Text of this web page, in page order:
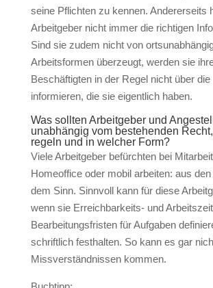
seine Pflichten zu kennen. Andererseits
Arbeitgeber nicht immer die richtigen
Sind sie zudem nicht von
Arbeitsformen überzeugt, werden sie
Beschäftigten in der Regel nicht über
informieren, die sie eigentlich haben.
Was sollten Arbeitgeber und
unabhängig vom bestehenden Recht,
regeln und in welcher Form?
Viele Arbeitgeber befürchten bei
Homeoffice oder mobil arbeiten: aus
dem Sinn. Sinnvoll kann für diese
wenn sie Erreichbarkeits- und
Bearbeitungsfristen für Aufgaben
schriftlich festhalten. So kann es gar
Missverständnissen kommen.